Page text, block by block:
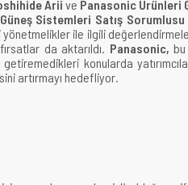
Arii ve Panasonic Ürünleri
Güneş Sistemleri Satış Sorumlusu
ile ilgili
da aktarıldı. Panasonic,
konularda
artırmayı hedefliyor.